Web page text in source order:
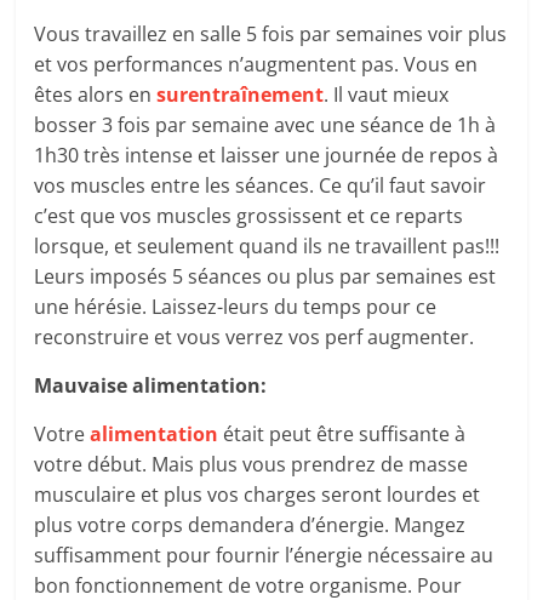
Vous travaillez en salle 5 fois par semaines voir plus
et vos performances n’augmentent pas. Vous en
êtes alors ensurentraînement. Il vaut mieux
bosser 3 fois par semaine avec une séance de 1h à
1h30 très intense et laisser une journée de repos à
vos muscles entre les séances. Ce qu’il faut savoir
c’est que vos muscles grossissent et ce reparts
lorsque, et seulement quand ils ne travaillent pas!!!
Leurs imposés 5 séances ou plus par semaines est
une hérésie. Laissez-leurs du temps pour ce
reconstruire et vous verrez vos perf augmenter.
Mauvaise alimentation:
Votrealimentation était peut être suffisante à
votre début. Mais plus vous prendrez de masse
musculaire et plus vos charges seront lourdes et
plus votre corps demandera d’énergie. Mangez
suffisamment pour fournir l’énergie nécessaire au
bon fonctionnement de votre organisme. Pour